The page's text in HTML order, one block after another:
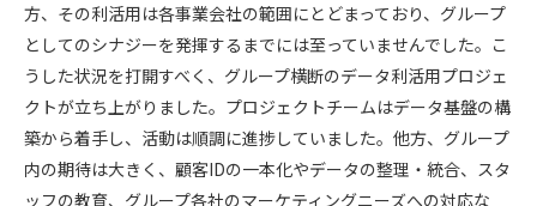
方、その利活用は各事業会社の範囲にとどまっており、グループ
としてのシナジーを発揮するまでには至っていませんでした。こ
うした状況を打開すべく、グループ横断のデータ利活用プロジェ
クトが立ち上がりました。プロジェクトチームはデータ基盤の構
築から着手し、活動は順調に進捗していました。他方、グループ
内の期待は大きく、顧客IDの一本化やデータの整理・統合、スタ
ッフの教育、グループ各社のマーケティングニーズへの対応な